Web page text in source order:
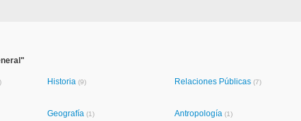
Historia (9) Relaciones Públicas (7)
Geografía (1) Antropología (1)